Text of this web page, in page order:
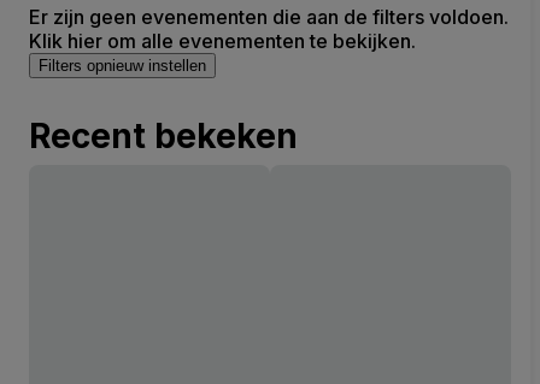
Er zijn geen evenementen die aan de filters voldoen.
Klik hier om alle evenementen te bekijken.
Filters opnieuw instellen
Recent bekeken